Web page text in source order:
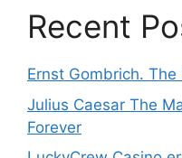
Recent
Ernst Gombrich.
Julius Caesar The
Forever